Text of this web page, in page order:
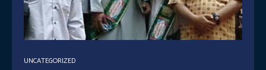
UNCATEGORIZED